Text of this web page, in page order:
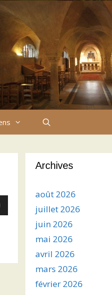
Archives
août 2026
juillet 2026
juin 2026
mai 2026
avril 2026
mars 2026
février 2026